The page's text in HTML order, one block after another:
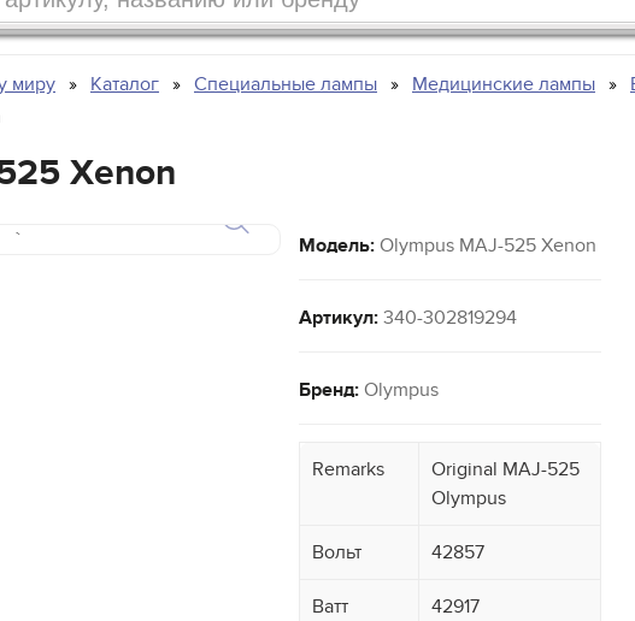
миру Каталог Специальные лампы Медицинские лампы
Xenon
` Модель: Olympus MAJ-525 Xenon
Артикул: 340-302819294
Бренд: Olympus
Remarks
Original MAJ-525
Olympus
Вольт 42857
Ватт 42917